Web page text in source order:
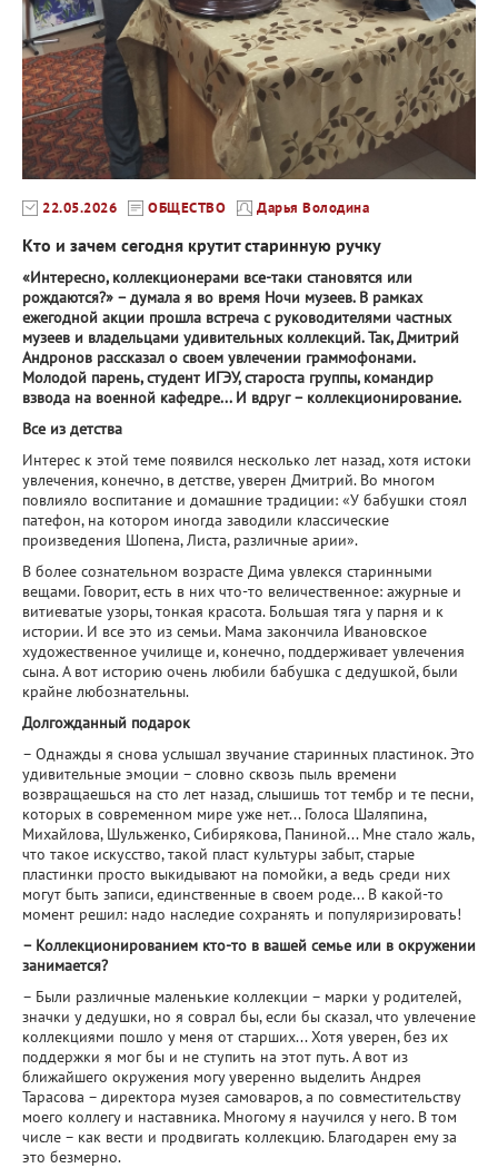
22.05.2026 ОБЩЕСТВО Дарья Володина
Кто и зачем сегодня крутит старинную ручку
«Интересно, коллекционерами все-таки становятся или
рождаются?» – думала я во время Ночи музеев. В рамках
ежегодной акции прошла встреча с руководителями частных
музеев и владельцами удивительных коллекций. Так, Дмитрий
Андронов рассказал о своем увлечении граммофонами.
Молодой парень, студент ИГЭУ, староста группы, командир
взвода на военной кафедре... И вдруг – коллекционирование.
Все из детства
Интерес к этой теме появился несколько лет назад, хотя истоки
увлечения, конечно, в детстве, уверен Дмитрий. Во многом
повлияло воспитание и домашние традиции: «У бабушки стоял
патефон, на котором иногда заводили классические
произведения Шопена, Листа, различные арии».
В более сознательном возрасте Дима увлекся старинными
вещами. Говорит, есть в них что-то величественное: ажурные и
витиеватые узоры, тонкая красота. Большая тяга у парня и к
истории. И все это из семьи. Мама закончила Ивановское
художественное училище и, конечно, поддерживает увлечения
сына. А вот историю очень любили бабушка с дедушкой, были
крайне любознательны.
Долгожданный подарок
– Однажды я снова услышал звучание старинных пластинок. Это
удивительные эмоции – словно сквозь пыль времени
возвращаешься на сто лет назад, слышишь тот тембр и те песни,
которых в современном мире уже нет... Голоса Шаляпина,
Михайлова, Шульженко, Сибирякова, Паниной... Мне стало жаль,
что такое искусство, такой пласт культуры забыт, старые
пластинки просто выкидывают на помойки, а ведь среди них
могут быть записи, единственные в своем роде... В какой-то
момент решил: надо наследие сохранять и популяризировать!
– Коллекционированием кто-то в вашей семье или в окружении
занимается?
– Были различные маленькие коллекции – марки у родителей,
значки у дедушки, но я соврал бы, если бы сказал, что увлечение
коллекциями пошло у меня от старших... Хотя уверен, без их
поддержки я мог бы и не ступить на этот путь. А вот из
ближайшего окружения могу уверенно выделить Андрея
Тарасова – директора музея самоваров, а по совместительству
моего коллегу и наставника. Многому я научился у него. В том
числе – как вести и продвигать коллекцию. Благодарен ему за
это безмерно.